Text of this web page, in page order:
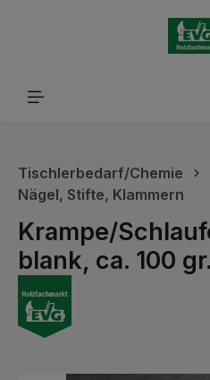
Tischlerbedarf/Chemie
Nägel, Stifte, Klammern
Krampe/
blank, ca. 100